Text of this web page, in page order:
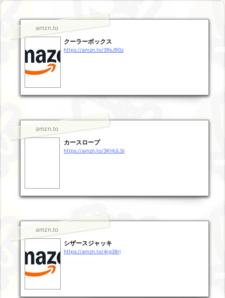
amzn.to
クーラーボックス
https://amzn.to/3RsJ9Gz
amzn.to
カースロープ
https://amzn.to/3KHULSr
amzn.to
シザースジャッキ
https://amzn.to/4rg38rj